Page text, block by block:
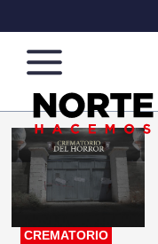
Norte
de
Ciudad
Más
que
noticias,
hacemos periodismo
CREMATORIO